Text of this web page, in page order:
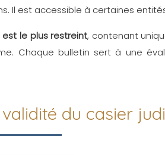
Il est accessible à certaines
est le plus restreint, contenant
Chaque bulletin sert à une
du casier